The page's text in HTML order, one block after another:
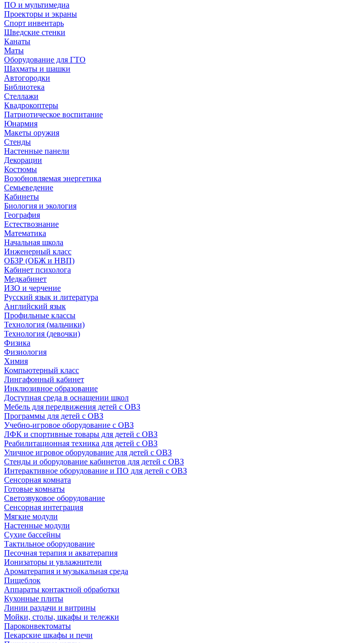
ПО и мультимедиа
Проекторы и экраны
Спорт инвентарь
Шведские стенки
Канаты
Маты
Оборудование для ГТО
Шахматы и шашки
Автогородки
Библиотека
Стеллажи
Квадрокоптеры
Патриотическое воспитание
Юнармия
Макеты оружия
Стенды
Настенные панели
Декорации
Костюмы
Возобновляемая энергетика
Семьеведение
Кабинеты
Биология и экология
География
Естествознание
Математика
Начальная школа
Инженерный класс
ОБЗР (ОБЖ и НВП)
Кабинет психолога
Медкабинет
ИЗО и черчение
Русский язык и литература
Английский язык
Профильные классы
Технология (мальчики)
Технология (девочки)
Физика
Физиология
Химия
Компьютерный класс
Лингафонный кабинет
Инклюзивное образование
Доступная среда в оснащении школ
Мебель для передвижения детей с ОВЗ
Программы для детей с ОВЗ
Учебно-игровое оборудование с ОВЗ
ЛФК и спортивные товары для детей с ОВЗ
Реабилитационная техника для детей с ОВЗ
Уличное игровое оборудование для детей с ОВЗ
Стенды и оборудование кабинетов для детей с ОВЗ
Интерактивное оборудование и ПО для детей с ОВЗ
Сенсорная комната
Готовые комнаты
Светозвуковое оборудование
Сенсорная интеграция
Мягкие модули
Настенные модули
Сухие бассейны
Тактильное оборудование
Песочная терапия и акватерапия
Ионизаторы и увлажнители
Ароматерапия и музыкальная среда
Пищеблок
Аппараты контактной обработки
Кухонные плиты
Линии раздачи и витрины
Мойки, столы, шкафы и тележки
Пароконвектоматы
Пекарские шкафы и печи